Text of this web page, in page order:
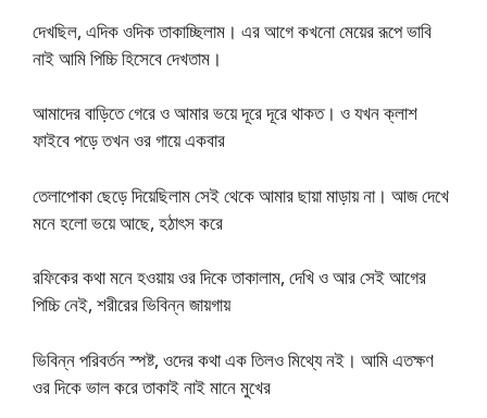
দেখছিল, এদিক ওদিক তাকাচ্ছিলাম। এর আগে কখনো মেয়ের রূপে ভাবি
নাই আমি পিচ্চি হিসেবে দেখতাম।
আমাদের বাড়িতে গেরে ও আমার ভয়ে দূরে দূরে থাকত। ও যখন ক্লাশ
ফাইবে পড়ে তখন ওর গায়ে একবার
তেলাপোকা ছেড়ে দিয়েছিলাম সেই থেকে আমার ছায়া মাড়ায় না। আজ দেখে
মনে হলো ভয়ে আছে, হঠাৎস করে
রফিকের কথা মনে হওয়ায় ওর দিকে তাকালাম, দেখি ও আর সেই আগের
পিচ্চি নেই, শরীরের ভিবিন্ন জায়গায়
ভিবিন্ন পরিবর্তন স্পষ্ট, ওদের কথা এক তিলও মিথ্যে নই। আমি এতক্ষণ
ওর দিকে ভাল করে তাকাই নাই মানে মুখের